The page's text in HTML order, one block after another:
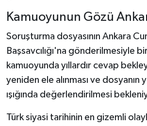
Kamuoyunun Gözü
Soruşturma dosyasının Ankara
Başsavcılığı'na gönderilmesiyle
kamuoyunda yıllardır cevap
yeniden ele alınması ve dosyanın
ışığında değerlendirilmesi
Türk siyasi tarihinin en gizemli